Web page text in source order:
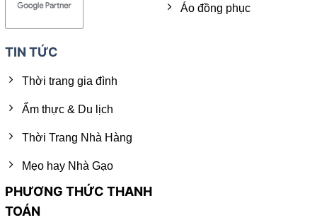
Áo đồng phục
TIN TỨC
Thời trang gia đình
Ẩm thực & Du lịch
Thời Trang Nhà Hàng
Mẹo hay Nhà Gạo
PHƯƠNG THỨC THANH
TOÁN